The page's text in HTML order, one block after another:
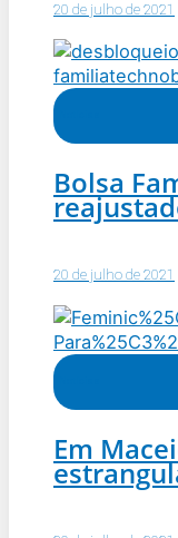
20 de julho de 2021
Bolsa
20 de julho de 2021
Em